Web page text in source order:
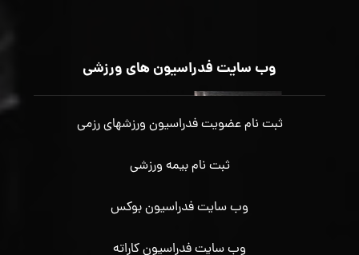
وب سایت فدراسیون های ورزشی
ثبت نام عضویت فدراسیون ورزشهای رزمی
ثبت نام بیمه ورزشی
وب سایت فدراسیون بوکس
وب سایت فدراسیون کاراته